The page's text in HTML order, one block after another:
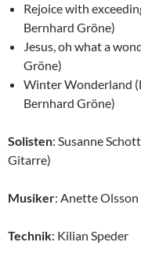
Rejoice with
Bernhard Gröne)
Jesus, oh what a
Gröne)
Winter Wonderland
Bernhard Gröne)
Solisten: Susanne
Gitarre)
Musiker: Anette Olsson
Technik: Kilian Speder